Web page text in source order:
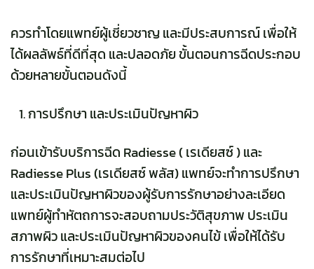
ควรทำโดยแพทย์ผู้เชี่ยวชาญ และมีประสบการณ์ เพื่อให้
ได้ผลลัพธ์ที่ดีที่สุด และปลอดภัย ขั้นตอนการฉีดประกอบ
ด้วยหลายขั้นตอนดังนี้
การปรึกษา และประเมินปัญหาผิว
ก่อนเข้ารับบริการฉีด Radiesse ( เรเดียสซ์ ) และ
Radiesse Plus (เรเดียสซ์ พลัส) แพทย์จะทำการปรึกษา
และประเมินปัญหาผิวของผู้รับการรักษาอย่างละเอียด
แพทย์ผู้ทำหัตถการจะสอบถามประวัติสุขภาพ ประเมิน
สภาพผิว และประเมินปัญหาผิวของคนไข้ เพื่อให้ได้รับ
การรักษาที่เหมาะสมต่อไป